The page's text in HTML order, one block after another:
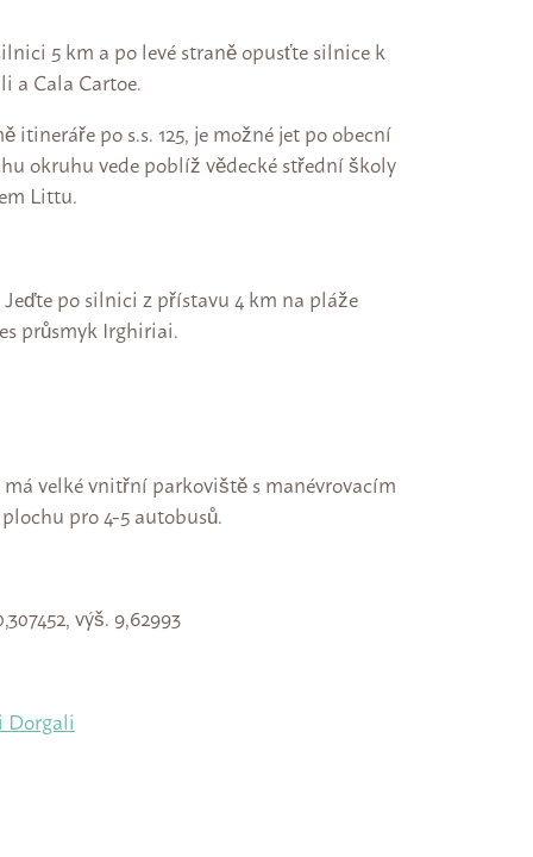
5 km a po levé straně opusťte silnice k
a Cala Cartoe.
itineráře po s.s. 125, je možné jet po obecní
okruhu vede poblíž vědecké střední školy
Littu.
po silnici z přístavu 4 km na pláže
průsmyk Irghiriai.
má velké vnitřní parkoviště s manévrovacím
pro 4-5 autobusů.
výš. 9,62993
Dorgali